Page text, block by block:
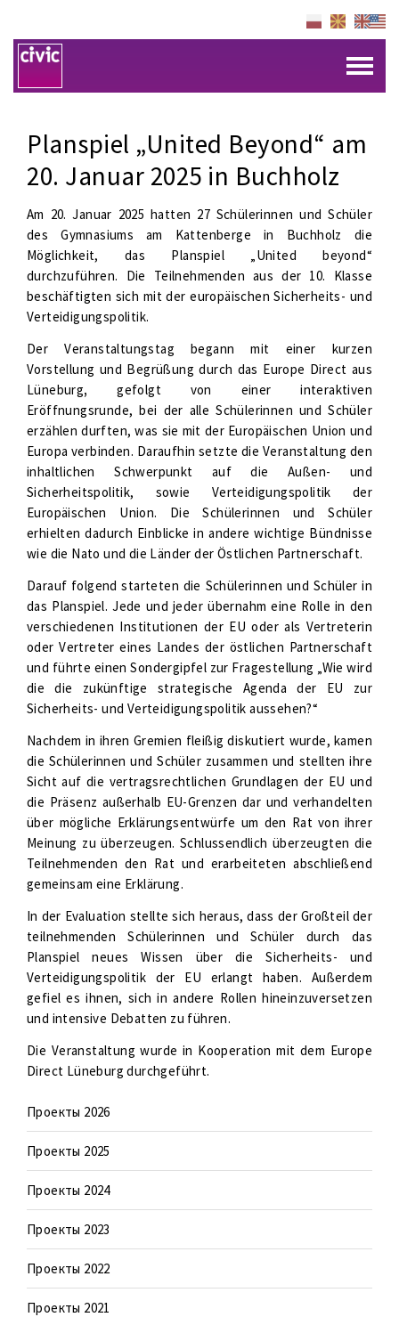
Planspiel „United Beyond“ am
20. Januar 2025 in Buchholz
Am 20. Januar 2025 hatten 27 Schülerinnen und Schüler
des Gymnasiums am Kattenberge in Buchholz die
Möglichkeit, das Planspiel „United beyond“
durchzuführen. Die Teilnehmenden aus der 10. Klasse
beschäftigten sich mit der europäischen Sicherheits- und
Verteidigungspolitik.
Der Veranstaltungstag begann mit einer kurzen
Vorstellung und Begrüßung durch das Europe Direct aus
Lüneburg,gefolgt von einer interaktiven
Eröffnungsrunde, bei der alle Schülerinnen und Schüler
erzählen durften, was sie mit der Europäischen Union und
Europa verbinden. Daraufhin setzte die Veranstaltung den
inhaltlichen Schwerpunkt auf die Außen- und
Sicherheitspolitik, sowie Verteidigungspolitik der
Europäischen Union. Die Schülerinnen und Schüler
erhielten dadurch Einblicke in andere wichtige Bündnisse
wie die Nato und die Länder der Östlichen Partnerschaft.
Darauf folgend starteten die Schülerinnen und Schüler in
das Planspiel. Jede und jeder übernahm eine Rolle in den
verschiedenen Institutionen der EU oder als Vertreterin
oder Vertreter eines Landes der östlichen Partnerschaft
und führte einen Sondergipfel zur Fragestellung „Wie wird
die die zukünftige strategische Agenda der EU zur
Sicherheits- und Verteidigungspolitik aussehen?“
Nachdem in ihren Gremien fleißig diskutiert wurde, kamen
die Schülerinnen und Schüler zusammen und stellten ihre
Sicht auf die vertragsrechtlichen Grundlagen der EU und
die Präsenz außerhalb EU-Grenzen dar und verhandelten
über mögliche Erklärungsentwürfe um den Rat von ihrer
Meinung zu überzeugen. Schlussendlich überzeugten die
Teilnehmenden den Rat und erarbeiteten abschließend
gemeinsam eine Erklärung.
In der Evaluation stellte sich heraus, dass der Großteil der
teilnehmenden Schülerinnen und Schüler durch das
Planspiel neues Wissen über die Sicherheits- und
Verteidigungspolitik der EU erlangt haben. Außerdem
gefiel es ihnen, sich in andere Rollen hineinzuversetzen
und intensive Debatten zu führen.
Die Veranstaltung wurde in Kooperation mit dem Europe
Direct Lüneburg durchgeführt.
Проекты 2026
Проекты 2025
Проекты 2024
Проекты 2023
Проекты 2022
Проекты 2021